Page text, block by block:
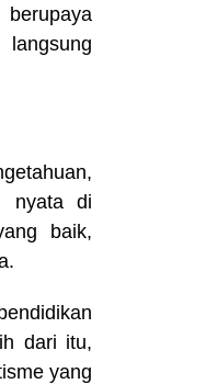
nyata di
baik,
dari itu,
yang